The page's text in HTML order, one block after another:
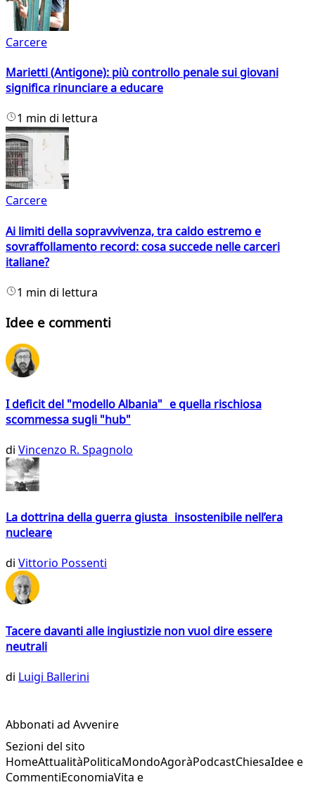
Carcere
Marietti (Antigone): più controllo penale sui giovani
significa rinunciare a educare
1 min di lettura
Carcere
Ai limiti della sopravvivenza, tra caldo estremo e
sovraffollamento record: cosa succede nelle carceri
italiane?
1 min di lettura
Idee e commenti
I deficit del "modello Albania" e quella rischiosa
scommessa sugli "hub"
di Vincenzo R. Spagnolo
La dottrina della guerra giusta insostenibile nell’era
nucleare
di Vittorio Possenti
Tacere davanti alle ingiustizie non vuol dire essere
neutrali
di Luigi Ballerini
Abbonati ad Avvenire
Sezioni del sito
HomeAttualitàPoliticaMondoAgoràPodcastChiesaIdee e
CommentiEconomiaVita e